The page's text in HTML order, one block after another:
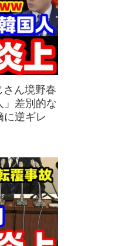
さん境野春
」差別的な
逆ギレ